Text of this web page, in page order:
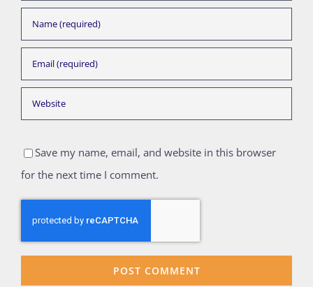
Save my name, email, and website in this browser
for the next time I comment.